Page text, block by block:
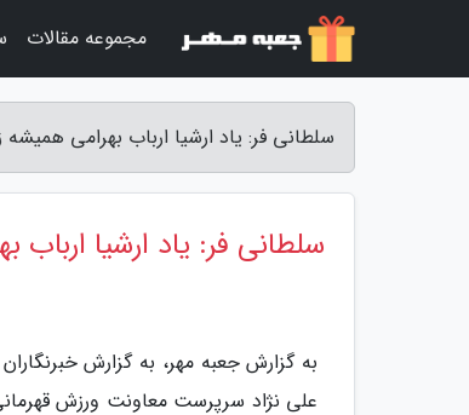
سلطانی فر: یاد ارشیا ارباب بهرامی
سلطانی فر: یاد ارشیا
به گزارش جعبه مهر، به گزارش
مجموعه مقالات